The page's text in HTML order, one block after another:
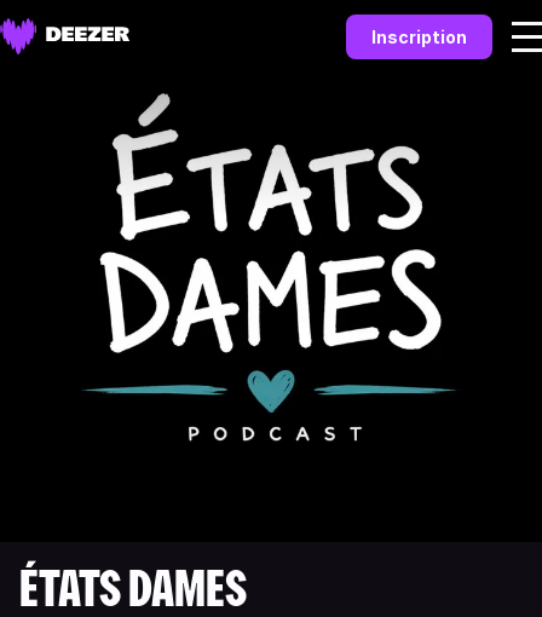
Inscription
ÉTATS DAMES